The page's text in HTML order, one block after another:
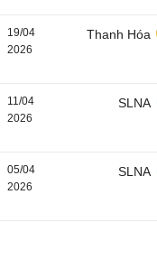
19/04
2026
Thanh Hóa
11/04
2026
SLNA
05/04
2026
SLNA